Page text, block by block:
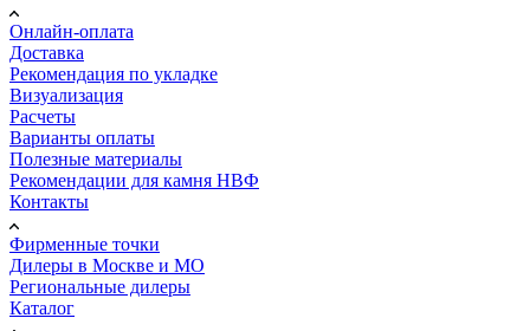
Онлайн-оплата
Доставка
Рекомендация по укладке
Визуализация
Расчеты
Варианты оплаты
Полезные материалы
Рекомендации для камня НВФ
Контакты
Фирменные точки
Дилеры в Москве и МО
Региональные дилеры
Каталог